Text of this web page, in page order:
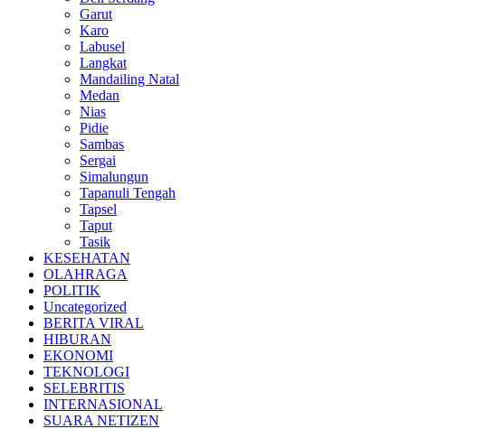
Garut
Karo
Labusel
Langkat
Mandailing Natal
Medan
Nias
Pidie
Sambas
Sergai
Simalungun
Tapanuli Tengah
Tapsel
Taput
Tasik
KESEHATAN
OLAHRAGA
POLITIK
Uncategorized
BERITA VIRAL
HIBURAN
EKONOMI
TEKNOLOGI
SELEBRITIS
INTERNASIONAL
SUARA NETIZEN